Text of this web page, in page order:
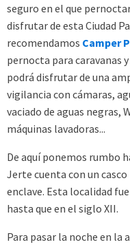
seguro en el que
disfrutar de esta Ciudad
recomendamos Camper
pernocta para caravanas
podrá disfrutar de una
vigilancia con cámaras,
vaciado de aguas negras,
máquinas lavadoras...
De aquí ponemos rumbo
Jerte cuenta con un
enclave. Esta localidad
hasta que en el siglo XII.
Para pasar la noche en la